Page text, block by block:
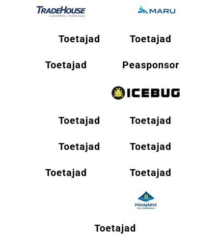
Toetajad Toetajad
Toetajad Peasponsor
Toetajad Toetajad
Toetajad Toetajad
Toetajad Toetajad
Toetajad